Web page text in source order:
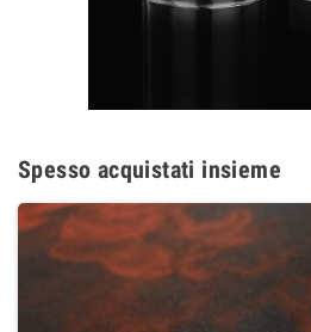
Spesso acquistati insieme